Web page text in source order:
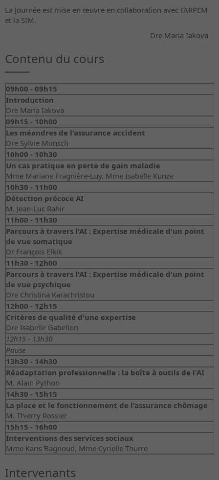
La Journée est mise en œuvre en collaboration avec l’ARPEM
et la SIM.
Dre Maria Iakova
Contenu du cours
09h00 - 09h15
Introduction
Dre Maria Iakova
09h15 - 10h00
Les méandres de l'assurance accident
Dre Sylvie Munsch
10h00 - 10h30
Un cas pratique en perte de gain maladie
Mme Mariane Fragnière-Luy, Mme Isabelle Kunze
10h30 - 11h00
Détection précoce AI
M. Jean-Luc Rahir
11h00 - 11h30
Parcours à travers l'AI : Expertise médicale d'un point
de vue somatique
Dr François Elkik
11h30 - 12h00
Parcours à travers l'AI : Expertise médicale d'un point
de vue psychique
Dre Christina Karachristou
12h00 - 12h15
Critères de qualité d'une expertise
Dre Isabelle Gabellon
12h15 - 13h30
Pause
13h30 - 14h30
Réadaptation professionnelle : la boîte à outils de l'AI
M. Alain Python
14h30 - 15h15
La place et le fonctionnement de l'assurance chômage
M. Thierry Rossier
15h15 - 16h00
Interventions des services sociaux
Mme Karis Bagnoud, Mme Cyrielle Thurre
Intervenants